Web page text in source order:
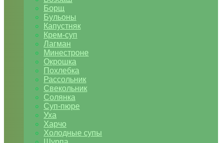
Борщ
Бульоны
Капустняк
Крем-суп
Лагман
Минестроне
Окрошка
Похлебка
Рассольник
Свекольник
Солянка
Суп-пюре
Уха
Харчо
Холодные супы